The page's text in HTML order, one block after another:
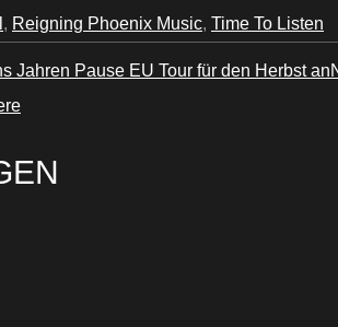
, Reigning Phoenix Music, Time To Listen
Jahren Pause EU Tour für den Herbst an